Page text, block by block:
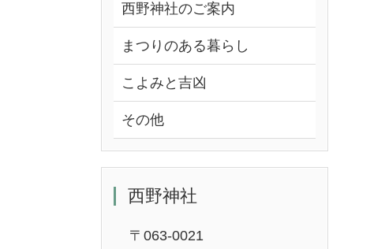
西野神社のご案内
まつりのある暮らし
こよみと吉凶
その他
西野神社
〒063-0021